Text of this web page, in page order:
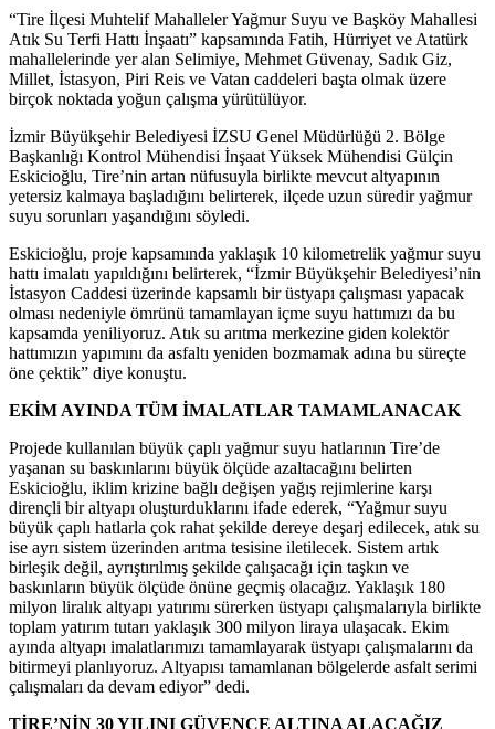
“Tire İlçesi Muhtelif Mahalleler Yağmur Suyu ve Başköy Mahallesi
Atık Su Terfi Hattı İnşaatı” kapsamında Fatih, Hürriyet ve Atatürk
mahallelerinde yer alan Selimiye, Mehmet Güvenay, Sadık Giz,
Millet, İstasyon, Piri Reis ve Vatan caddeleri başta olmak üzere
birçok noktada yoğun çalışma yürütülüyor.
İzmir Büyükşehir Belediyesi İZSU Genel Müdürlüğü 2. Bölge
Başkanlığı Kontrol Mühendisi İnşaat Yüksek Mühendisi Gülçin
Eskicioğlu, Tire’nin artan nüfusuyla birlikte mevcut altyapının
yetersiz kalmaya başladığını belirterek, ilçede uzun süredir yağmur
suyu sorunları yaşandığını söyledi.
Eskicioğlu, proje kapsamında yaklaşık 10 kilometrelik yağmur suyu
hattı imalatı yapıldığını belirterek, “İzmir Büyükşehir Belediyesi’nin
İstasyon Caddesi üzerinde kapsamlı bir üstyapı çalışması yapacak
olması nedeniyle ömrünü tamamlayan içme suyu hattımızı da bu
kapsamda yeniliyoruz. Atık su arıtma merkezine giden kolektör
hattımızın yapımını da asfaltı yeniden bozmamak adına bu süreçte
öne çektik” diye konuştu.
EKİM AYINDA TÜM İMALATLAR TAMAMLANACAK
Projede kullanılan büyük çaplı yağmur suyu hatlarının Tire’de
yaşanan su baskınlarını büyük ölçüde azaltacağını belirten
Eskicioğlu, iklim krizine bağlı değişen yağış rejimlerine karşı
dirençli bir altyapı oluşturduklarını ifade ederek, “Yağmur suyu
büyük çaplı hatlarla çok rahat şekilde dereye deşarj edilecek, atık su
ise ayrı sistem üzerinden arıtma tesisine iletilecek. Sistem artık
birleşik değil, ayrıştırılmış şekilde çalışacağı için taşkın ve
baskınların büyük ölçüde önüne geçmiş olacağız. Yaklaşık 180
milyon liralık altyapı yatırımı sürerken üstyapı çalışmalarıyla birlikte
toplam yatırım tutarı yaklaşık 300 milyon liraya ulaşacak. Ekim
ayında altyapı imalatlarımızı tamamlayarak üstyapı çalışmalarını da
bitirmeyi planlıyoruz. Altyapısı tamamlanan bölgelerde asfalt serimi
çalışmaları da devam ediyor” dedi.
TİRE’NİN 30 YILINI GÜVENCE ALTINA ALACAĞIZ